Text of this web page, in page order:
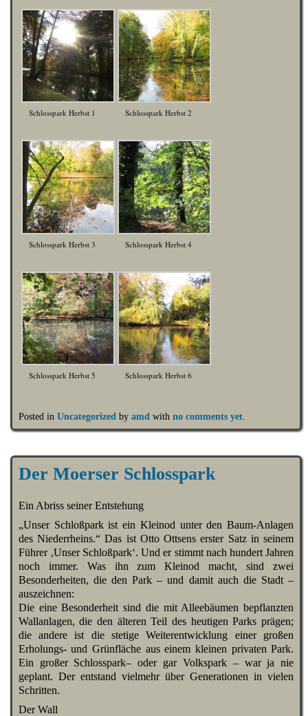
Schlosspark Herbst 1 Schlosspark Herbst 2
Schlosspark Herbst 3 Schlosspark Herbst 4
Schlosspark Herbst 5 Schlosspark Herbst 6
Posted in Uncategorized by amd with no comments yet.
Der Moerser Schlosspark
Ein Abriss seiner Entstehung
„Unser Schloßpark ist ein Kleinod unter den Baum-Anlagen
des Niederrheins.“ Das ist Otto Ottsens erster Satz in seinem
Führer ‚Unser Schloßpark‘. Und er stimmt nach hundert Jahren
noch immer. Was ihn zum Kleinod macht, sind zwei
Besonderheiten, die den Park – und damit auch die Stadt –
auszeichnen:
Die eine Besonderheit sind die mit Alleebäumen bepflanzten
Wallanlagen, die den älteren Teil des heutigen Parks prägen;
die andere ist die stetige Weiterentwicklung einer großen
Erholungs- und Grünfläche aus einem kleinen privaten Park.
Ein großer Schlosspark– oder gar Volkspark – war ja nie
geplant. Der entstand vielmehr über Generationen in vielen
Schritten.
Der Wall